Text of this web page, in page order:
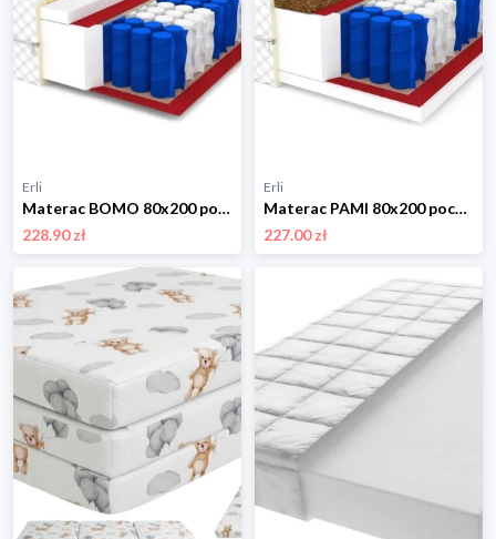
Erli
Materac BOMO 80x200 pocket Double HARD premium
228.90 zł
Erli
Materac PAMI 80x200 pocket Double HARD kokos
227.00 zł